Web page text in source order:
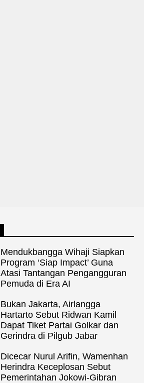
Mendukbangga Wihaji Siapkan
Program ‘Siap Impact’ Guna
Atasi Tantangan Pengangguran
Pemuda di Era AI
Bukan Jakarta, Airlangga
Hartarto Sebut Ridwan Kamil
Dapat Tiket Partai Golkar dan
Gerindra di Pilgub Jabar
Dicecar Nurul Arifin, Wamenhan
Herindra Keceplosan Sebut
Pemerintahan Jokowi-Gibran